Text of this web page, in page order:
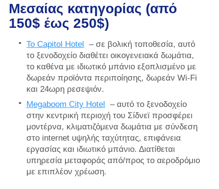
Μεσαίας κατηγορίας (από
150$ έως 250$)
Το Capitol Hotel – σε βολική τοποθεσία, αυτό
το ξενοδοχείο διαθέτει οικογενειακά δωμάτια,
το καθένα με ιδιωτικό μπάνιο εξοπλισμένο με
δωρεάν προϊόντα περιποίησης, δωρεάν Wi-Fi
και 24ωρη ρεσεψιόν.
Megaboom City Hotel – αυτό το ξενοδοχείο
στην κεντρική περιοχή του Σίδνεϊ προσφέρει
μοντέρνα, κλιματιζόμενα δωμάτια με σύνδεση
στο internet υψηλής ταχύτητας, επιφάνεια
εργασίας και ιδιωτικό μπάνιο. Διατίθεται
υπηρεσία μεταφοράς από/προς το αεροδρόμιο
με επιπλέον χρέωση.